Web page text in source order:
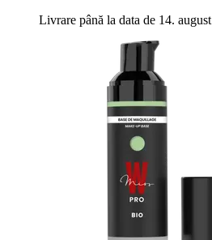
Livrare până la data de 14. august